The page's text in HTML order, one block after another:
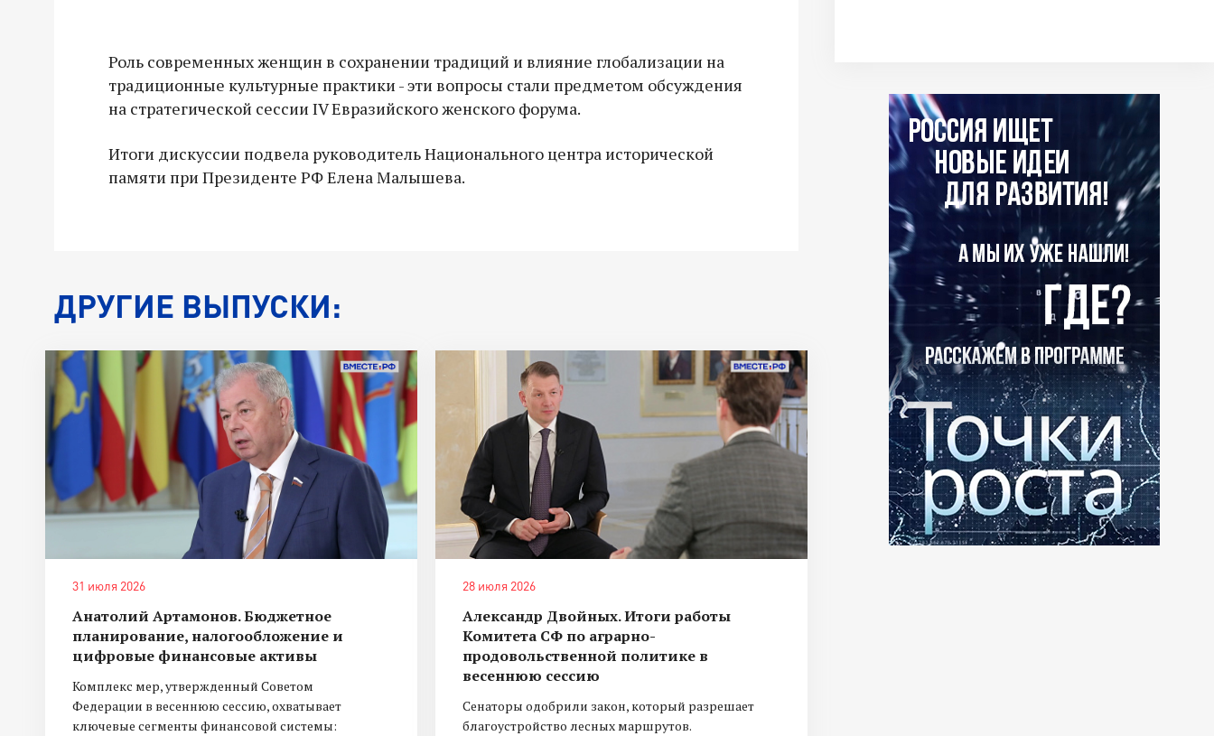
Роль современных женщин в сохранении традиций и влияние глобализации на
традиционные культурные практики - эти вопросы стали предметом обсуждения
на стратегической сессии IV Евразийского женского форума.
Итоги дискуссии подвела руководитель Национального центра исторической
памяти при Президенте РФ Елена Малышева.
ДРУГИЕ ВЫПУСКИ:
31 июля 2026
Анатолий Артамонов. Бюджетное
планирование, налогообложение и
цифровые финансовые активы
Комплекс мер, утвержденный Советом
Федерации в весеннюю сессию, охватывает
ключевые сегменты финансовой системы:
28 июля 2026
Александр Двойных. Итоги работы
Комитета СФ по аграрно-
продовольственной политике в
весеннюю сессию
Сенаторы одобрили закон, который разрешает
благоустройство лесных маршрутов.